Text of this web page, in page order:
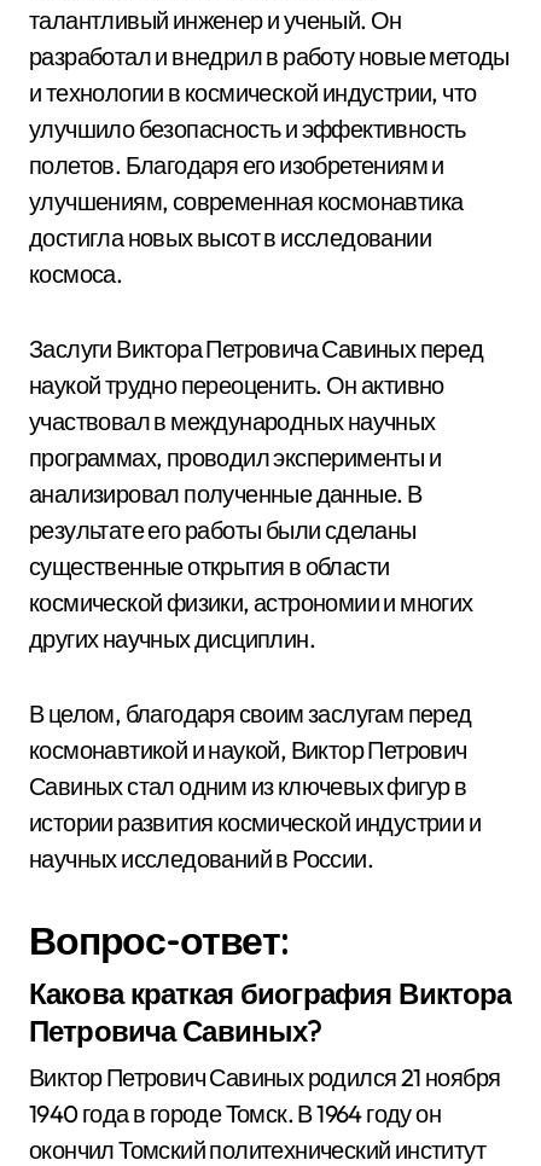
талантливый инженер и ученый. Он
разработал и внедрил в работу новые методы
и технологии в космической индустрии, что
улучшило безопасность и эффективность
полетов. Благодаря его изобретениям и
улучшениям, современная космонавтика
достигла новых высот в исследовании
космоса.
Заслуги Виктора Петровича Савиных перед
наукой трудно переоценить. Он активно
участвовал в международных научных
программах, проводил эксперименты и
анализировал полученные данные. В
результате его работы были сделаны
существенные открытия в области
космической физики, астрономии и многих
других научных дисциплин.
В целом, благодаря своим заслугам перед
космонавтикой и наукой, Виктор Петрович
Савиных стал одним из ключевых фигур в
истории развития космической индустрии и
научных исследований в России.
Вопрос-ответ:
Какова краткая биография Виктора
Петровича Савиных?
Виктор Петрович Савиных родился 21 ноября
1940 года в городе Томск. В 1964 году он
окончил Томский политехнический институт